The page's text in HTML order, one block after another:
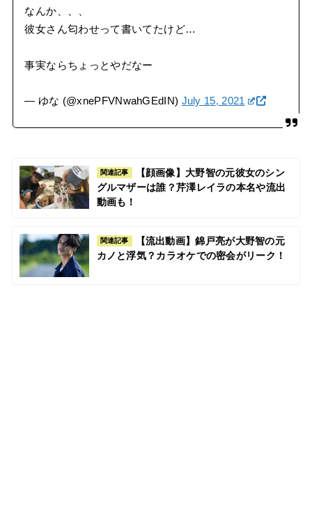
なんか、、、
彼女さん匂わせって書いてたけど…
事実ならちょっとやだなー
— ゆな (@xnePFVNwahGEdIN) July 15, 2021
関連記事
【顔画像】大野智の元彼女のシン
グルマザーは誰？芹澤レイラの本名や流出
動画も！
関連記事
【流出動画】錦戸亮が大野智の元
カノと浮気？カラオケでの密会がリーク！